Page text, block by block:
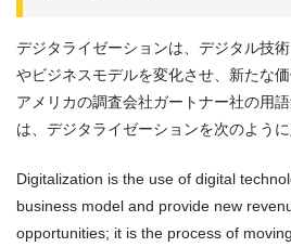
デジタライゼーションは、デジタル技
やビジネスモデルを変化させ、新たな
アメリカの調査会社ガートナー社の用
は、デジタライゼーションを次のように
Digitalization is the use of digital
business model and provide new
opportunities; it is the process of